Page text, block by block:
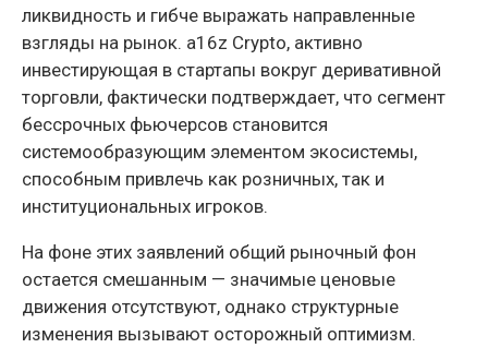
ликвидность и гибче выражать направленные
взгляды на рынок. a16z Crypto, активно
инвестирующая в стартапы вокруг деривативной
торговли, фактически подтверждает, что сегмент
бессрочных фьючерсов становится
системообразующим элементом экосистемы,
способным привлечь как розничных, так и
институциональных игроков.
На фоне этих заявлений общий рыночный фон
остается смешанным — значимые ценовые
движения отсутствуют, однако структурные
изменения вызывают осторожный оптимизм.